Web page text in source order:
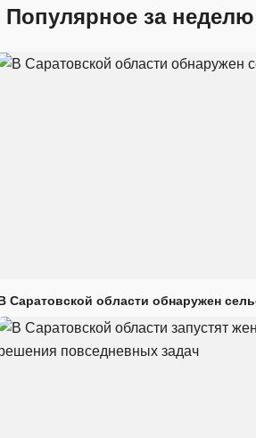
Популярное за неделю
Саратовской области обнаружен